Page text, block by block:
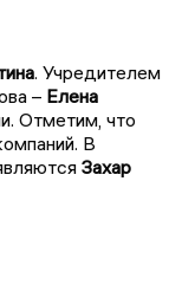
. Учредителем
– Елена
Отметим, что
В
Захар